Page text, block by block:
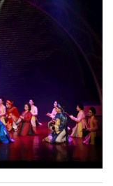
không chỉ Hà Nội có
thức, không gian ký
thành nguồn lực
lực sáng tạo,